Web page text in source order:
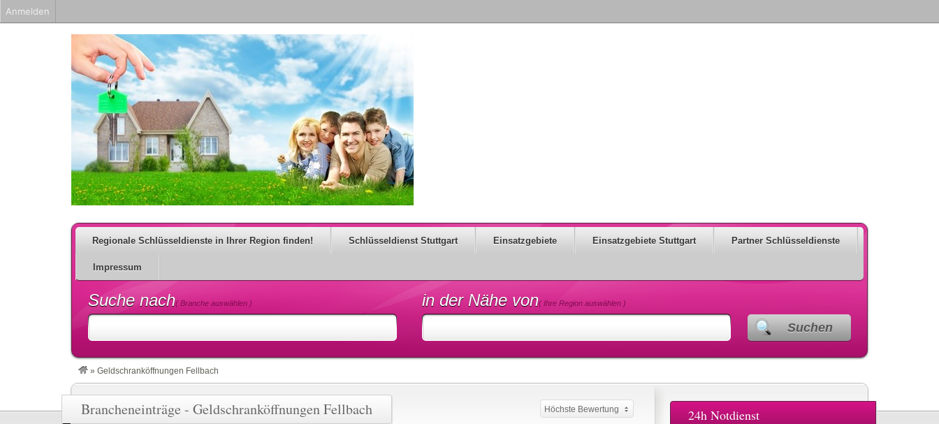
Regionale Schlüsseldienste in Ihrer Region finden! Schlüsseldienst Stuttgart Einsatzgebiete Einsatzgebiete Stuttgart Partner Schlüsseldienste
Impressum
Suche nach( Branche auswählen ) in der Nähe von( Ihre Region auswählen )
Suchen
» Geldschranköffnungen Fellbach
Brancheneinträge - Geldschranköffnungen Fellbach Höchste Bewertung 24h Notdienst
Anmelden